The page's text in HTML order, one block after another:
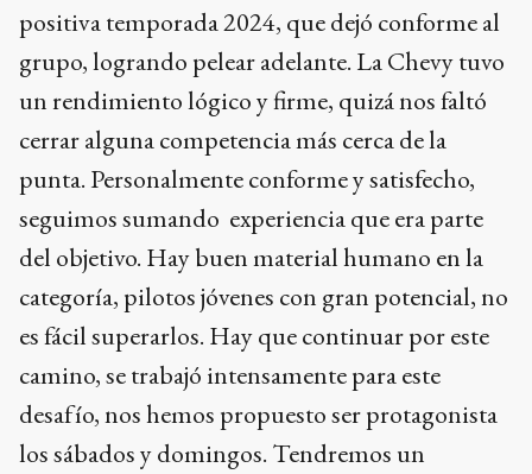
positiva temporada 2024, que dejó conforme al
grupo, logrando pelear adelante. La Chevy tuvo
un rendimiento lógico y firme, quizá nos faltó
cerrar alguna competencia más cerca de la
punta. Personalmente conforme y satisfecho,
seguimos sumando experiencia que era parte
del objetivo. Hay buen material humano en la
categoría, pilotos jóvenes con gran potencial, no
es fácil superarlos. Hay que continuar por este
camino, se trabajó intensamente para este
desafío, nos hemos propuesto ser protagonista
los sábados y domingos. Tendremos un